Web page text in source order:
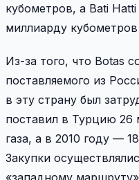
кубометров, а Bati
миллиарду
Из-за того, что Botas
поставляемого из
в эту страну был
поставил в Турцию 26
газа, а в 2010 году —
Закупки
«западному